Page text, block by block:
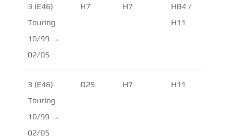
3 (E46)
Touring
10/99 →
02/05
H7 H7
HB4 /
H11
3 (E46)
Touring
10/99 →
02/05
D2S H7 H11